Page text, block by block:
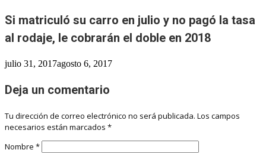
Si matriculó su carro en julio y no pagó la tasa
al rodaje, le cobrarán el doble en 2018
julio 31, 2017agosto 6, 2017
Deja un comentario
Tu dirección de correo electrónico no será publicada. Los campos
necesarios están marcados *
Nombre *